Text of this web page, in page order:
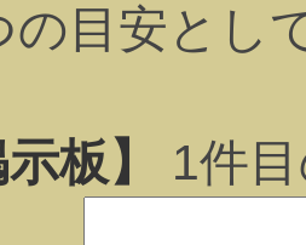
の目安とし
板】 1件